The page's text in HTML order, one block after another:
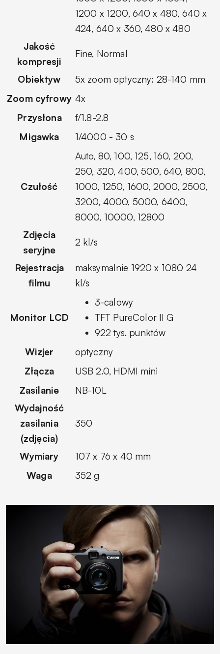
1200 x 1200, 640 x 480, 640 x
424, 640 x 360, 480 x 480
Jakość
kompresji
Fine, Normal
Obiektyw
5x zoom optyczny: 28-140 mm
Zoom cyfrowy 4x
Przysłona
f/1.8-2.8
Migawka
1/4000 - 30 s
Czułość
Auto, 80, 100, 125, 160, 200,
250, 320, 400, 500, 640, 800,
1000, 1250, 1600, 2000, 2500,
3200, 4000, 5000, 6400,
8000, 10000, 12800
Zdjęcia
seryjne
2 kl/s
Rejestracja
filmu
maksymalnie 1920 x 1080 24
kl/s
Monitor LCD
3-calowy
TFT PureColor II G
922 tys. punktów
Wizjer
optyczny
Złącza
USB 2.0, HDMI mini
Zasilanie
NB-10L
Wydajność
zasilania
(zdjęcia)
350
Wymiary
107 x 76 x 40 mm
Waga
352 g